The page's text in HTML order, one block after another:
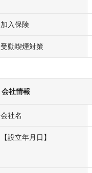
加入保険
受動喫煙対策
会社情報
会社名
【設立年月日】